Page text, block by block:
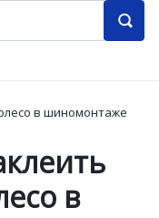
в шиномонтаже
в